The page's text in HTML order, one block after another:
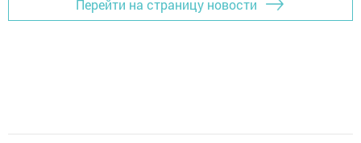
Перейти на страницу новости